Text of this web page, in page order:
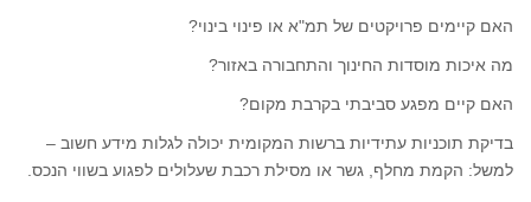
האם קיימים פרויקטים של תמ"א או פינוי בינוי?
מה איכות מוסדות החינוך והתחבורה באזור?
האם קיים מפגע סביבתי בקרבת מקום?
בדיקת תוכניות עתידיות ברשות המקומית יכולה לגלות מידע חשוב –
למשל: הקמת מחלף, גשר או מסילת רכבת שעלולים לפגוע בשווי הנכס.